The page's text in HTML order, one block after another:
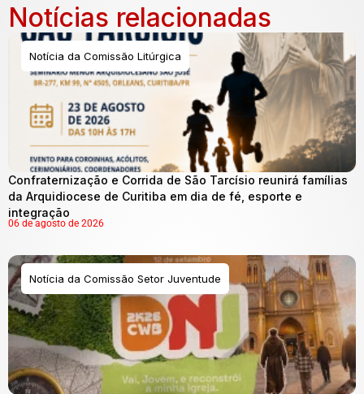
Notícias relacionadas
Notícia da Comissão Litúrgica
Confraternização e Corrida de São Tarcísio reunirá famílias
da Arquidiocese de Curitiba em dia de fé, esporte e
integração
06 de agosto de 2026
Notícia da Comissão Setor Juventude